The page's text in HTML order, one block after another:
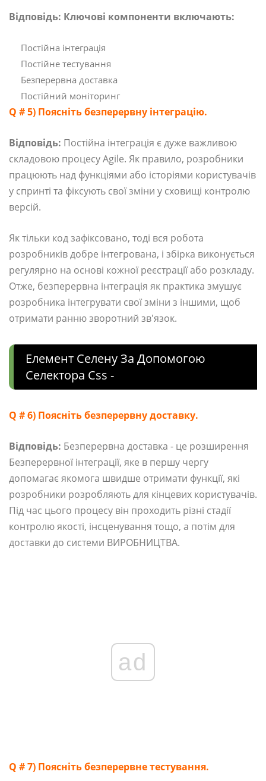
Відповідь: Ключові компоненти включають:
Постійна інтеграція
Постійне тестування
Безперервна доставка
Постійний моніторинг
Q # 5) Поясніть безперервну інтеграцію.
Відповідь: Постійна інтеграція є дуже важливою
складовою процесу Agile. Як правило, розробники
працюють над функціями або історіями користувачів
у спринті та фіксують свої зміни у сховищі контролю
версій.
Як тільки код зафіксовано, тоді вся робота
розробників добре інтегрована, і збірка виконується
регулярно на основі кожної реєстрації або розкладу.
Отже, безперервна інтеграція як практика змушує
розробника інтегрувати свої зміни з іншими, щоб
отримати ранню зворотний зв'язок.
Елемент Селену За Допомогою
Селектора Css -
Q # 6) Поясніть безперервну доставку.
Відповідь: Безперервна доставка - це розширення
Безперервної інтеграції, яке в першу чергу
допомагає якомога швидше отримати функції, які
розробники розробляють для кінцевих користувачів.
Під час цього процесу він проходить різні стадії
контролю якості, інсценування тощо, а потім для
доставки до системи ВИРОБНИЦТВА.
ad
Q # 7) Поясніть безперервне тестування.